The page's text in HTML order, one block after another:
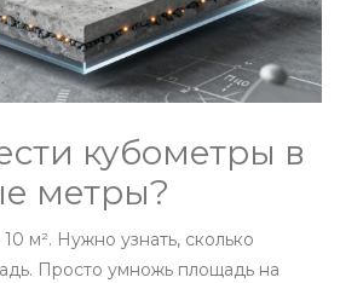
кубометры в
метры?
м². Нужно узнать, сколько
Просто умножь площадь на